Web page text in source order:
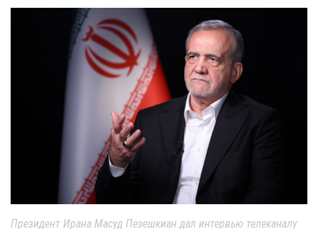
Президент Ирана Масуд Пезешкиан дал интервью телеканалу